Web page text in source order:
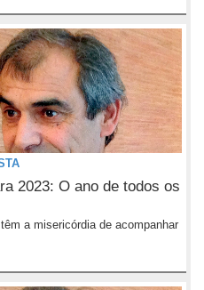
2023: O ano de todos os
a misericórdia de acompanhar